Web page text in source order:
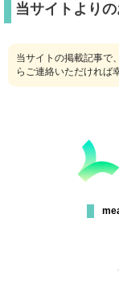
当サイトより
当サイトの掲載記事で
らご連絡いただければ